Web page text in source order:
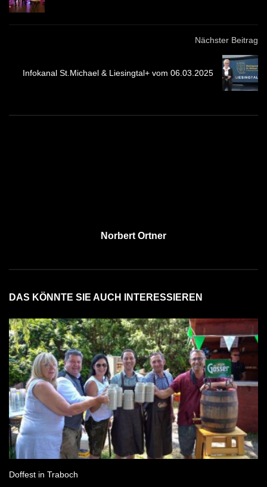
Nächster Beitrag
Infokanal St.Michael & Liesingtal+ vom 06.03.2025
Norbert Ortner
DAS KÖNNTE SIE AUCH INTERESSIEREN
Doffest in Traboch